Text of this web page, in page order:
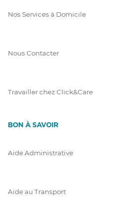
Nos Services à Domicile
Nous Contacter
Travailler chez Click&Care
BON À SAVOIR
Aide Administrative
Aide au Transport